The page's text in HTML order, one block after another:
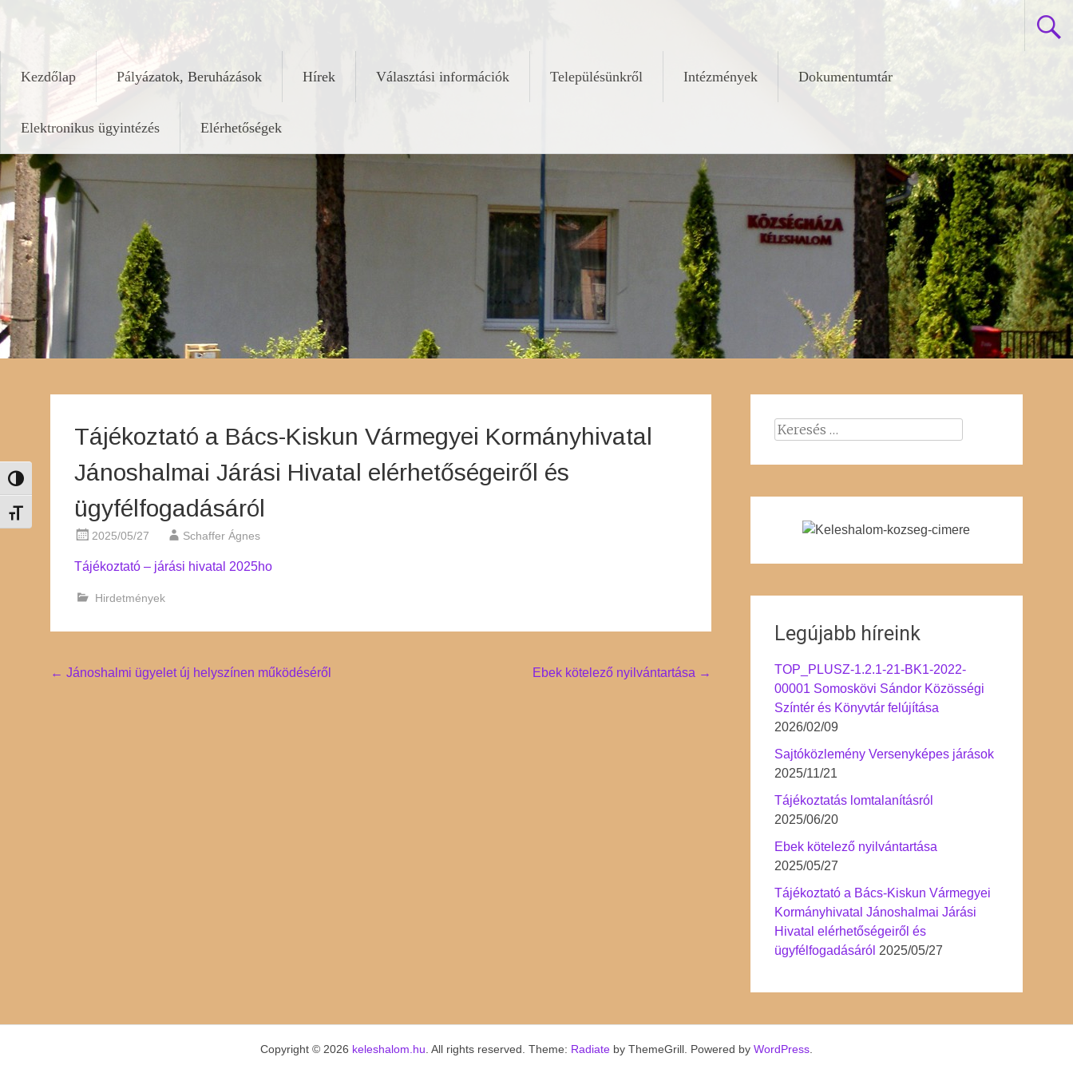
Nagy kontraszt váltása
Betűméret váltása
Kezdőlap Pályázatok, Beruházások Hírek Választási információk Településünkről Intézmények Dokumentumtár
Elektronikus ügyintézés Elérhetőségek
Tájékoztató a Bács-Kiskun Vármegyei Kormányhivatal
Jánoshalmai Járási Hivatal elérhetőségeiről és
ügyfélfogadásáról
2025/05/27 Schaffer Ágnes
Tájékoztató – járási hivatal 2025ho
Hirdetmények
Post
← Jánoshalmi ügyelet új helyszínen működéséről Ebek kötelező nyilvántartása →
Keresés:
Legújabb híreink
TOP_PLUSZ-1.2.1-21-BK1-2022-
00001 Somoskövi Sándor Közösségi
Színtér és Könyvtár felújítása
2026/02/09
Sajtóközlemény Versenyképes járások
2025/11/21
Tájékoztatás lomtalanításról
2025/06/20
Ebek kötelező nyilvántartása
2025/05/27
Tájékoztató a Bács-Kiskun Vármegyei
Kormányhivatal Jánoshalmai Járási
Hivatal elérhetőségeiről és
ügyfélfogadásáról 2025/05/27
Copyright © 2026 keleshalom.hu . All rights reserved. Theme: Radiate by ThemeGrill. Powered by WordPress